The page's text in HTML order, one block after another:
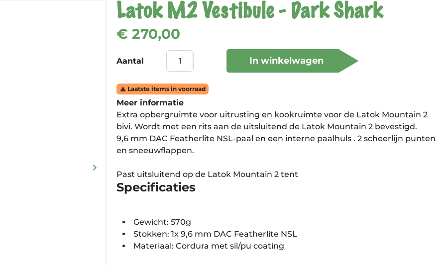
Volgende
keyboard_arrow_right
Latok M2 Vestibule - Dark Shark
€ 270,00
Aantal In winkelwagen
 Laatste items in voorraad
Meer informatie
Extra opbergruimte voor uitrusting en kookruimte voor de Latok Mountain 2
bivi. Wordt met een rits aan de uitsluitend de Latok Mountain 2 bevestigd.
9,6 mm DAC Featherlite NSL-paal en een interne paalhuls . 2 scheerlijn punten
en sneeuwflappen.
Past uitsluitend op de Latok Mountain 2 tent
Specificaties
Gewicht: 570g
Stokken: 1x 9,6 mm DAC Featherlite NSL
Materiaal: Cordura met sil/pu coating